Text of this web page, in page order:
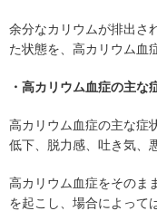
余分なカリウムが排出さ
た状態を、高カリウム血
・高カリウム血症の主な
高カリウム血症の主な症
低下、脱力感、吐き気、
高カリウム血症をそのま
を起こし、場合によって